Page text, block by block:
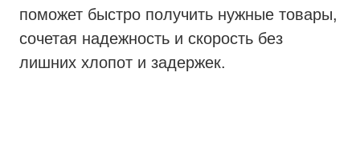
поможет быстро получить нужные товары,
сочетая надежность и скорость без
лишних хлопот и задержек.